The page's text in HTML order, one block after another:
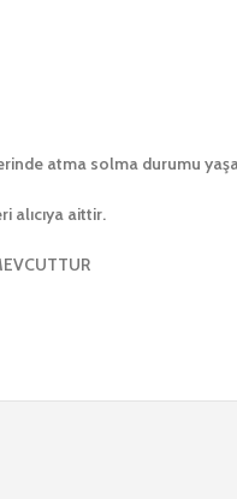
atma solma durumu
alıcıya aittir.